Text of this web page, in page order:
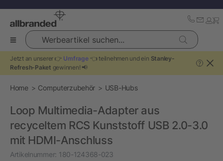
Werbeartikel suchen...
Jetzt an unserer 👉 Umfrage👈 teilnehmen und ein Stanley-
Refresh-Paket gewinnen! 📢
?
Home Computerzubehör USB-Hubs
Loop Multimedia-Adapter aus
recyceltem RCS Kunststoff USB 2.0-3.0
mit HDMI-Anschluss
Artikelnummer: 180-124368-023